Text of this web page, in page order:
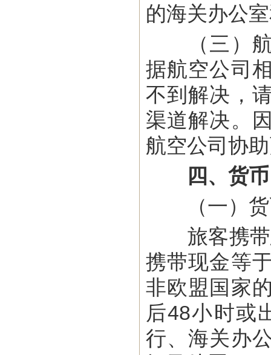
的海关办公
（三）航
据航空公司
不到解决，
渠道解决。
航空公司协
四、货
（一）货
旅客携带
携带现金等
非欧盟国家
后48小时或
行、海关办